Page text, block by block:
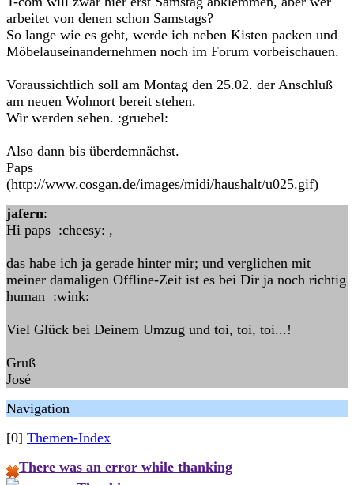
arbeitet von denen schon Samstags?
So lange wie es geht, werde ich neben Kisten packen und
Möbelauseinandernehmen noch im Forum vorbeischauen.
Voraussichtlich soll am Montag den 25.02. der Anschluß
am neuen Wohnort bereit stehen.
Wir werden sehen. :gruebel:
Also dann bis überdemnächst.
Paps
(http://www.cosgan.de/images/midi/haushalt/u025.gif)
jafern:
Hi paps :cheesy: ,
das habe ich ja gerade hinter mir; und verglichen mit
meiner damaligen Offline-Zeit ist es bei Dir ja noch richtig
human :wink:
Viel Glück bei Deinem Umzug und toi, toi, toi...!
Gruß
José
Navigation
[0] Themen-Index
There was an error while thanking